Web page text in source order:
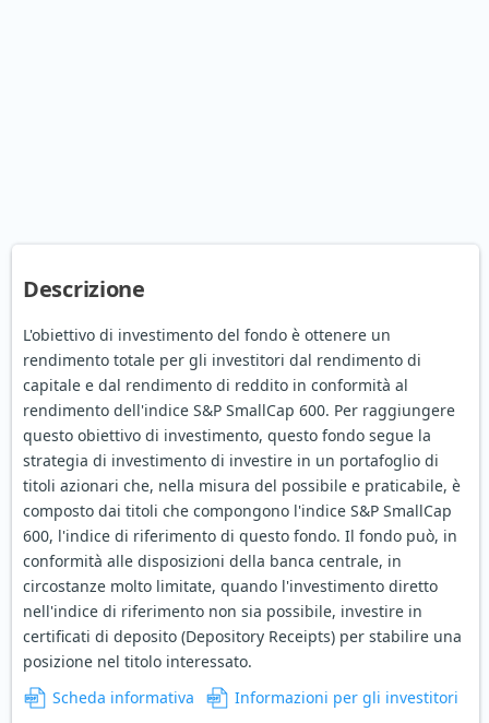
Descrizione
L'obiettivo di investimento del fondo è ottenere un
rendimento totale per gli investitori dal rendimento di
capitale e dal rendimento di reddito in conformità al
rendimento dell'indice S&P SmallCap 600. Per raggiungere
questo obiettivo di investimento, questo fondo segue la
strategia di investimento di investire in un portafoglio di
titoli azionari che, nella misura del possibile e praticabile, è
composto dai titoli che compongono l'indice S&P SmallCap
600, l'indice di riferimento di questo fondo. Il fondo può, in
conformità alle disposizioni della banca centrale, in
circostanze molto limitate, quando l'investimento diretto
nell'indice di riferimento non sia possibile, investire in
certificati di deposito (Depository Receipts) per stabilire una
posizione nel titolo interessato.
Scheda informativa
Informazioni per gli investitori